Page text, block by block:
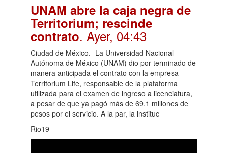
UNAM abre la caja negra de
Territorium; rescinde
contrato. Ayer, 04:43
Ciudad de México.- La Universidad Nacional
Autónoma de México (UNAM) dio por terminado de
manera anticipada el contrato con la empresa
Territorium Life, responsable de la plataforma
utilizada para el examen de ingreso a licenciatura,
a pesar de que ya pagó más de 69.1 millones de
pesos por el servicio. A la par, la instituc
Rio19